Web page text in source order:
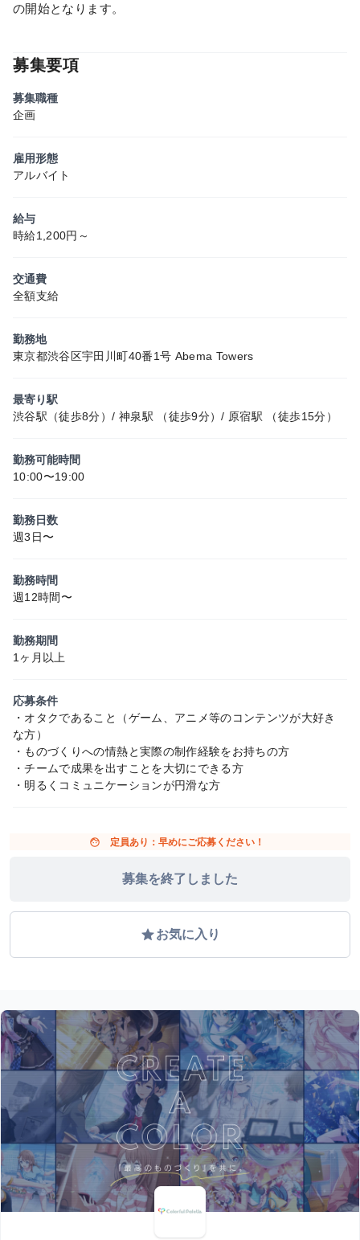
の開始となります。
募集要項
募集職種
企画
雇用形態
アルバイト
給与
時給1,200円～
交通費
全額支給
勤務地
東京都渋谷区宇田川町40番1号 Abema Towers
最寄り駅
渋谷駅（徒歩8分）/ 神泉駅 （徒歩9分）/ 原宿駅 （徒歩15分）
勤務可能時間
10:00〜19:00
勤務日数
週3日〜
勤務時間
週12時間〜
勤務期間
1ヶ月以上
応募条件
・オタクであること（ゲーム、アニメ等のコンテンツが大好き
な方）
・ものづくりへの情熱と実際の制作経験をお持ちの方
・チームで成果を出すことを大切にできる方
・明るくコミュニケーションが円滑な方
face 定員あり：早めにご応募ください！
募集を終了しました
gradeお気に入り